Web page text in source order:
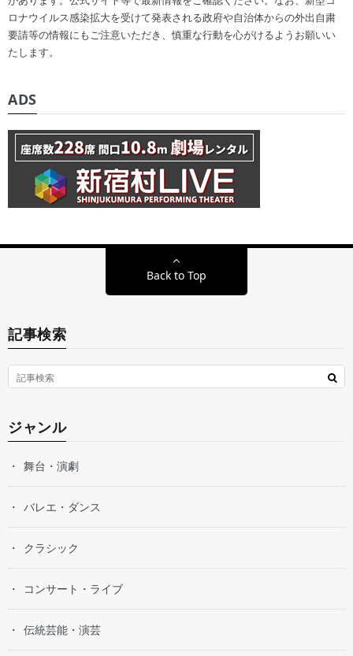
ロナウイルス感染拡大を受けて発表される政府や自治体からの外出自粛
要請等の情報にもご注意いただき、慎重な行動を心がけるようお願いい
たします。
ADS
Back to Top
記事検索
ジャンル
舞台・演劇
バレエ・ダンス
クラシック
コンサート・ライブ
伝統芸能・演芸